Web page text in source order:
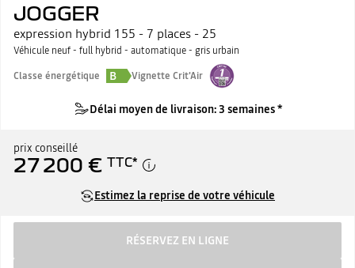
JOGGER
expression hybrid 155 - 7 places - 25
Véhicule neuf - full hybrid - automatique - gris urbain
Classe énergétique
B Vignette Crit'Air
Délai moyen de livraison: 3 semaines *
prix conseillé
27 200 € TTC*
Estimez la reprise de votre véhicule
RÉSERVEZ EN LIGNE